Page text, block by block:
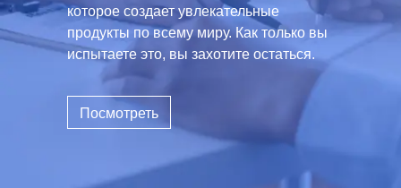
которое создает увлекательные
продукты по всему миру. Как только вы
испытаете это, вы захотите остаться.
Посмотреть